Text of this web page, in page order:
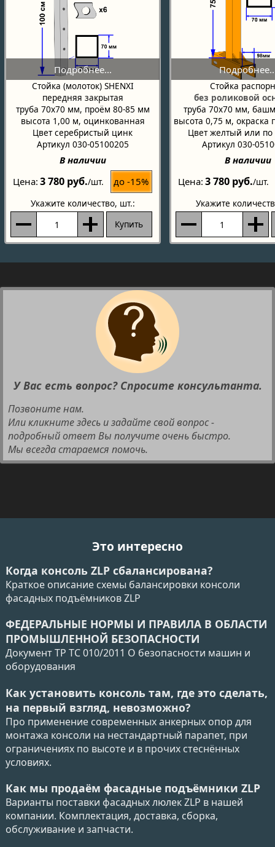
Стойка (молоток) SHENXI
передняя закрытая
труба 70х70 мм, проём 80-85 мм
высота 1,00 м, оцинкованная
Цвет серебристый цинк
Артикул 030-05100205
В наличии
Цена 3 780 руб./шт. до -15%
Укажите количество, шт.:
Купить
Стойка
без роликовой
труба 70х70 мм,
высота 0,75 м, окраска
Цвет желтый или по
Артикул 030-
В наличии
Цена 3 780 руб./шт.
Укажите
У Вас есть вопрос? Спросите консультанта.
Позвоните нам.
Или кликните здесь и задайте свой вопрос -
подробный ответ Вы получите очень быстро.
Мы всегда стараемся помочь.
Это интересно
Когда консоль ZLP сбалансирована?
Краткое описание схемы балансировки консоли
фасадных подъёмников ZLP
ФЕДЕРАЛЬНЫЕ НОРМЫ И ПРАВИЛА В ОБЛАСТИ
ПРОМЫШЛЕННОЙ БЕЗОПАСНОСТИ
Документ ТР ТС 010/2011 О безопасности машин и
оборудования
Как установить консоль там, где это сделать,
на первый взгляд, невозможно?
Про применение современных анкерных опор для
монтажа консоли на нестандартный парапет, при
ограничениях по высоте и в прочих стеснённых
условиях.
Как мы продаём фасадные подъёмники ZLP
Варианты поставки фасадных люлек ZLP в нашей
компании. Комплектация, доставка, сборка,
обслуживание и запчасти.